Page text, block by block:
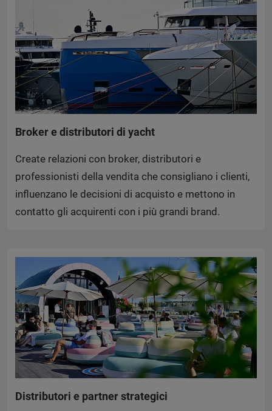
Broker e distributori di yacht
Create relazioni con broker, distributori e
professionisti della vendita che consigliano i clienti,
influenzano le decisioni di acquisto e mettono in
contatto gli acquirenti con i più grandi brand.
Distributori e partner strategici